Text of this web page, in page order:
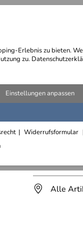
Erlebnis zu bieten.
zu.
Einstellungen anpassen
Widerrufsformular
@
Lieferfrist
Alle